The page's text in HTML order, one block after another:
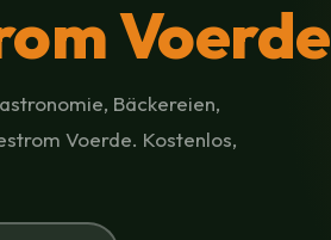
Voerde
Bäckereien,
Voerde. Kostenlos,